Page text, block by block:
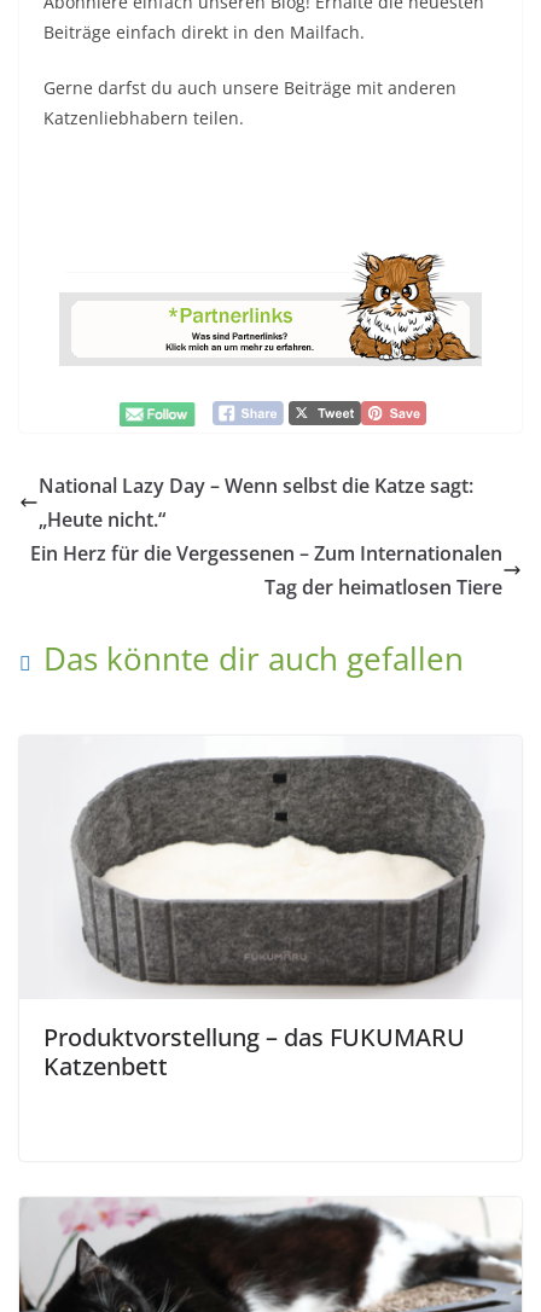
Beiträge einfach direkt in den Mailfach.
Gerne darfst du auch unsere Beiträge mit anderen
Katzenliebhabern teilen.
National Lazy Day – Wenn selbst die Katze sagt:
„Heute nicht.“
Ein Herz für die Vergessenen – Zum Internationalen
Tag der heimatlosen Tiere
Das könnte dir auch gefallen
Produktvorstellung – das FUKUMARU
Katzenbett